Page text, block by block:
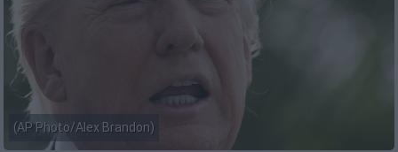
(AP Photo/Alex Brandon)